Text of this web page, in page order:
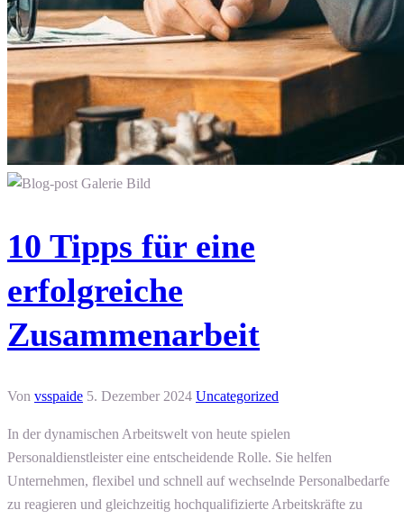
10 Tipps für eine
erfolgreiche
Zusammenarbeit
Von vsspaide 5. Dezember 2024 Uncategorized
In der dynamischen Arbeitswelt von heute spielen
Personaldienstleister eine entscheidende Rolle. Sie helfen
Unternehmen, flexibel und schnell auf wechselnde Personalbedarfe
zu reagieren und gleichzeitig hochqualifizierte Arbeitskräfte zu